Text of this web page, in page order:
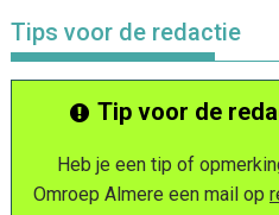
Tips voor de redactie
Tip voor de
Heb je een tip of
Omroep Almere een mail op